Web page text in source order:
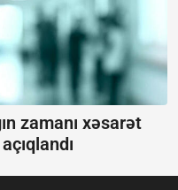
zamanı xəsarət